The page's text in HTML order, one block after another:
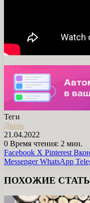
Теги
Дверь
21.04.2022
0 Время чтения: 2 мин.
Facebook X Pinterest
Messenger WhatsApp
ПОХОЖИЕ